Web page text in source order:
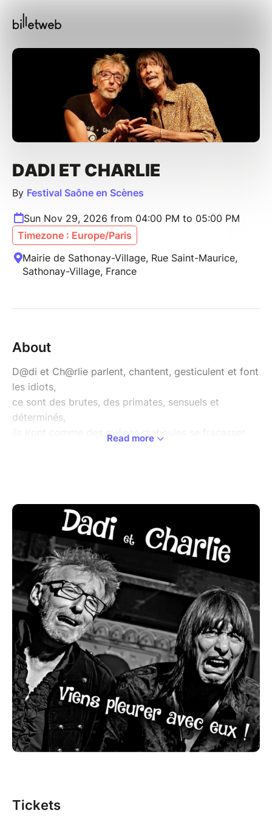
DADI ET CHARLIE
By Festival Saône en Scènes
Sun Nov 29, 2026 from 04:00 PM to 05:00 PM
Timezone : Europe/Paris
Mairie de Sathonay-Village, Rue Saint-Maurice,
Sathonay-Village, France
About
D@di et Ch@rlie parlent, chantent, gesticulent et font
les idiots,
ce sont des brutes, des primates, sensuels et
déterminés,
ils iront comme des guêpes maboules se fracasser
ils choisiront pour toi exactement ce qu’ils voudront
dans un répertoire de près de cinq heures
de tchatches et de chansons cent pour cent maison
et ils se montreront soucieux de ton plaisir car leur
plaisir passe par le tien.
"Dadi et Charlie … ça dépote toujours autant !
Jubilatoire, la connivence complice entre les deux
compères!
C’est rock, c’est punk, ça tchatche, ça joue, ça rigole,
mimiques de situation, allers-retours constants,
fouille au corps du verbe, décorticage de l’idée , ça
s’enchaîne, ça t’entraîne dans une implacable logique
:
tout se construit et se déconstruit. Les textes sont
hyper structurés, tantôt on s’envole en goguette
presque romantique,
une paradoxale tendresse bordel,
l’imagination encore au pouvoir, la générosité tout
Read more
Tickets